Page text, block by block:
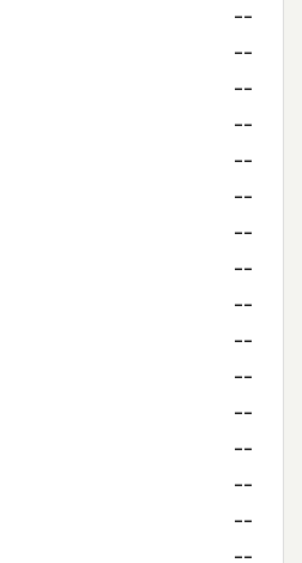
--
--
--
--
--
--
--
--
--
--
--
--
--
--
--
--